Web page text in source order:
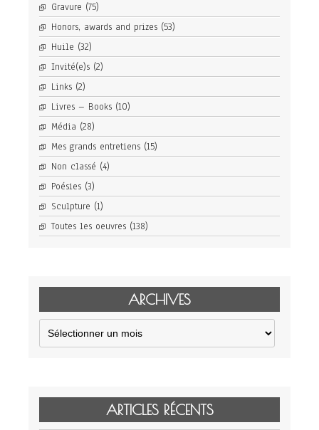
Gravure (75)
Honors, awards and prizes (53)
Huile (32)
Invité(e)s (2)
Links (2)
Livres – Books (10)
Média (28)
Mes grands entretiens (15)
Non classé (4)
Poésies (3)
Sculpture (1)
Toutes les oeuvres (138)
ARCHIVES
Archives
ARTICLES RÉCENTS